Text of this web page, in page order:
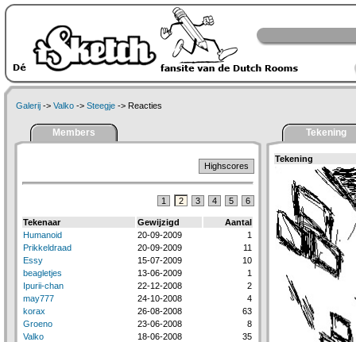
Galerij -> Valko -> Steegje -> Reacties
Members
Highscores
1 2 3 4 5 6
Tekenaar Gewijzigd
Aantal
Humanoid
20-09-2009
1
Prikkeldraad
20-09-2009
11
Essy
15-07-2009
10
beagletjes
13-06-2009
1
Ipurii-chan
22-12-2008
2
may777
24-10-2008
4
korax
26-08-2008
63
Groeno
23-06-2008
8
Valko
18-06-2008
35
Tekening
Tekening